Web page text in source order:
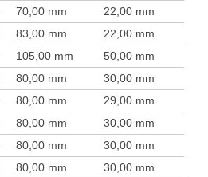
70,00 mm 22,00 mm
83,00 mm 22,00 mm
105,00 mm 50,00 mm
80,00 mm 30,00 mm
80,00 mm 29,00 mm
80,00 mm 30,00 mm
80,00 mm 30,00 mm
80,00 mm 30,00 mm